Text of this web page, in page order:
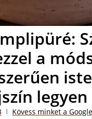
a
legyen
Kövess minket a